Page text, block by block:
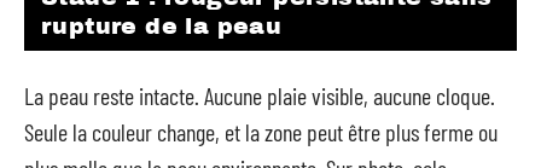
rupture de la peau
La peau reste intacte. Aucune plaie visible, aucune cloque.
Seule la couleur change, et la zone peut être plus ferme ou